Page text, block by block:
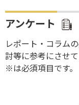
アンケート
レポート・コラム
討等に参考にさせて
※は必須項目です。